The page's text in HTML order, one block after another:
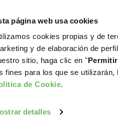
página web usa cookies
cookies propias y de
y de elaboración de
sitio, haga clic en "
fines para los que se
de Cookie.
detalles